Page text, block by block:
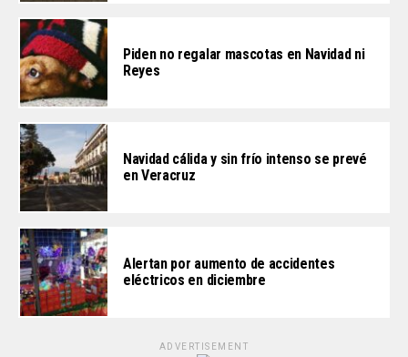
Piden no regalar mascotas en Navidad ni
Reyes
Navidad cálida y sin frío intenso se prevé
en Veracruz
Alertan por aumento de accidentes
eléctricos en diciembre
ADVERTISEMENT